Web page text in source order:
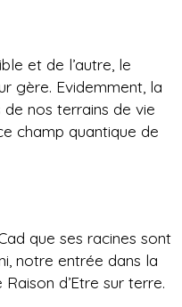
et de l’autre, le
gère. Evidemment, la
nos terrains de vie
champ quantique de
que ses racines sont
notre entrée dans la
d’Etre sur terre.